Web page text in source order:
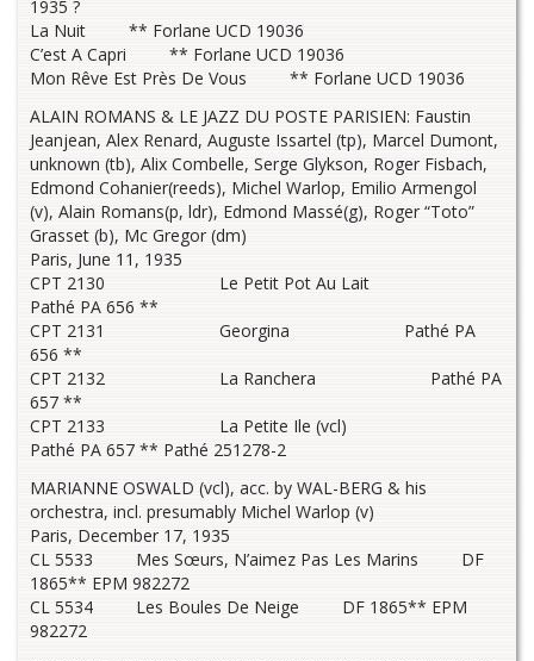
1935 ?
La Nuit ** Forlane UCD 19036
C’est A Capri ** Forlane UCD 19036
Mon Rêve Est Près De Vous ** Forlane UCD 19036
ALAIN ROMANS & LE JAZZ DU POSTE PARISIEN: Faustin
Jeanjean, Alex Renard, Auguste Issartel (tp), Marcel Dumont,
unknown (tb), Alix Combelle, Serge Glykson, Roger Fisbach,
Edmond Cohanier(reeds), Michel Warlop, Emilio Armengol
(v), Alain Romans(p, ldr), Edmond Massé(g), Roger “Toto”
Grasset (b), Mc Gregor (dm)
Paris, June 11, 1935
CPT 2130 Le Petit Pot Au Lait
Pathé PA 656 **
CPT 2131 Georgina Pathé PA
656 **
CPT 2132 La Ranchera Pathé PA
657 **
CPT 2133 La Petite Ile (vcl)
Pathé PA 657 ** Pathé 251278-2
MARIANNE OSWALD (vcl), acc. by WAL-BERG & his
orchestra, incl. presumably Michel Warlop (v)
Paris, December 17, 1935
CL 5533 Mes Sœurs, N’aimez Pas Les Marins DF
1865** EPM 982272
CL 5534 Les Boules De Neige DF 1865** EPM
982272